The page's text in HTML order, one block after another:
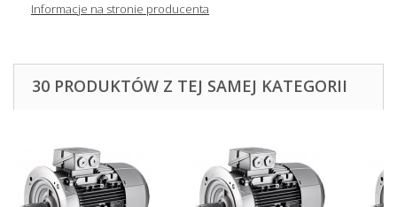
Informacje na stronie producenta
30 PRODUKTÓW Z TEJ SAMEJ KATEGORII